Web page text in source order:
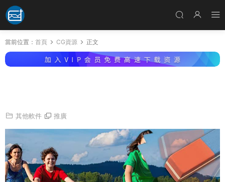
當前位置： 首頁 CG資源 正文
其他軟件 推廣